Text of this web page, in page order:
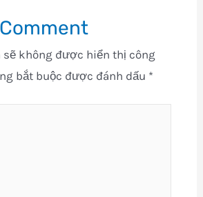
sẽ không được hiển thị công
bắt buộc được đánh dấu *